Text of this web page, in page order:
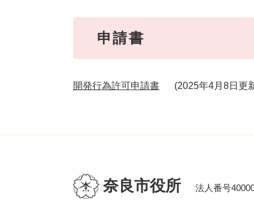
申請書
開発行為許可申請書 2025年4月8日更
奈良市役所 法人番号